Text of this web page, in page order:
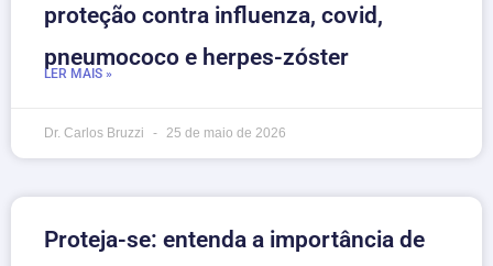
proteção contra influenza, covid,
pneumococo e herpes-zóster
LER MAIS »
Dr. Carlos Bruzzi 25 de maio de 2026
Proteja-se: entenda a importância de